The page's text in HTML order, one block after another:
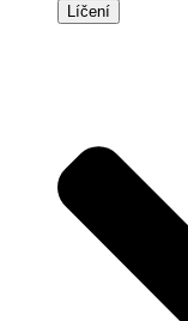
Líčení